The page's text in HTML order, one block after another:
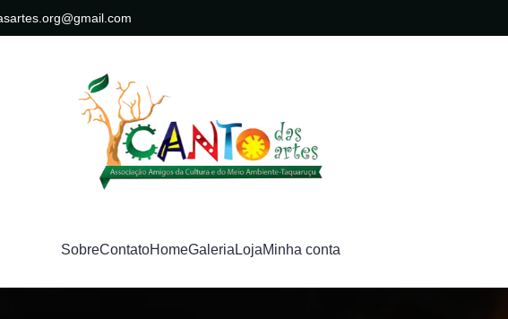
SobreContatoHomeGaleria LojaMinha conta